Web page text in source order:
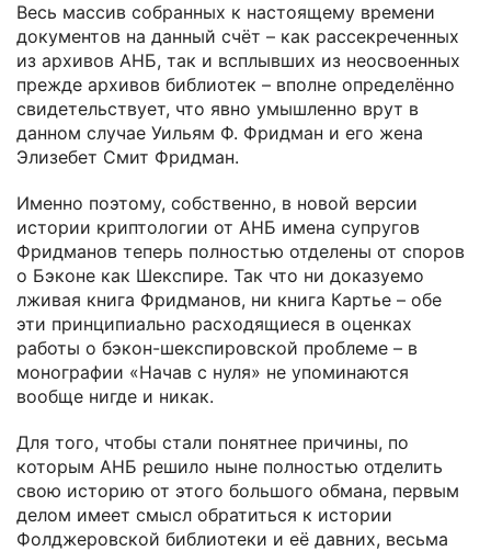
Весь массив собранных к настоящему времени
документов на данный счёт – как рассекреченных
из архивов АНБ, так и всплывших из неосвоенных
прежде архивов библиотек – вполне определённо
свидетельствует, что явно умышленно врут в
данном случае Уильям Ф. Фридман и его жена
Элизебет Смит Фридман.
Именно поэтому, собственно, в новой версии
истории криптологии от АНБ имена супругов
Фридманов теперь полностью отделены от споров
о Бэконе как Шекспире. Так что ни доказуемо
лживая книга Фридманов, ни книга Картье – обе
эти принципиально расходящиеся в оценках
работы о бэкон-шекспировской проблеме – в
монографии «Начав с нуля» не упоминаются
вообще нигде и никак.
Для того, чтобы стали понятнее причины, по
которым АНБ решило ныне полностью отделить
свою историю от этого большого обмана, первым
делом имеет смысл обратиться к истории
Фолджеровской библиотеки и её давних, весьма